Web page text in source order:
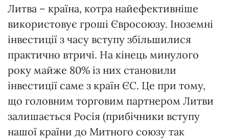
Литва – країна, котра найефективніше
використовує гроші Євросоюзу. Іноземні
інвестиції з часу вступу збільшилися
практично втричі. На кінець минулого
року майже 80% із них становили
інвестиції саме з країн ЄС. Це при тому,
що головним торговим партнером Литви
залишається Росія (прибічники вступу
нашої країни до Митного союзу так